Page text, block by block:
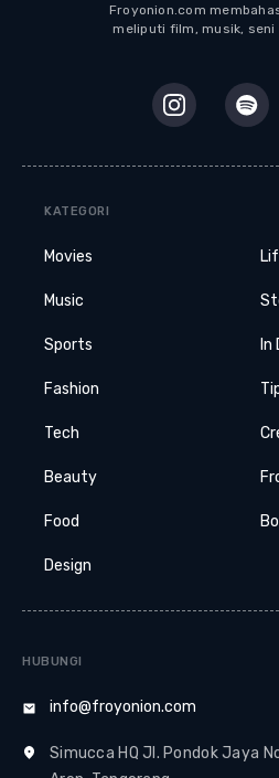
KATEGORI
Movies
Music
Sports
Fashion
Tech
Beauty
Food
Design
In
Froyonion.com
meliputi film, musik, seni
HUBUNGI
info@froyonion.com
Simucca HQ Jl. Pondok Jaya